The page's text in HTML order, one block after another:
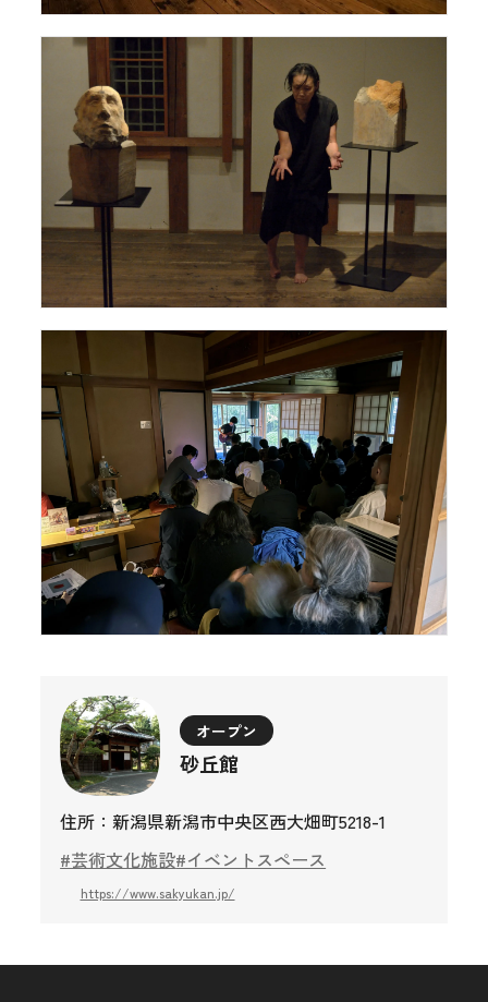
オープン
砂丘館
住所：新潟県新潟市中央区西大畑町5218-1
#芸術文化施設#イベントスペース
https://www.sakyukan.jp/